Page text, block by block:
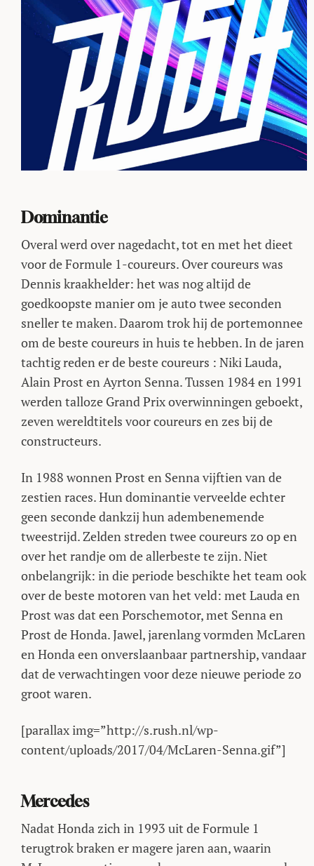
Dominantie
Overal werd over nagedacht, tot en met het dieet
voor de Formule 1-coureurs. Over coureurs was
Dennis kraakhelder: het was nog altijd de
goedkoopste manier om je auto twee seconden
sneller te maken. Daarom trok hij de portemonnee
om de beste coureurs in huis te hebben. In de jaren
tachtig reden er de beste coureurs : Niki Lauda,
Alain Prost en Ayrton Senna. Tussen 1984 en 1991
werden talloze Grand Prix overwinningen geboekt,
zeven wereldtitels voor coureurs en zes bij de
constructeurs.
In 1988 wonnen Prost en Senna vijftien van de
zestien races. Hun dominantie verveelde echter
geen seconde dankzij hun adembenemende
tweestrijd. Zelden streden twee coureurs zo op en
over het randje om de allerbeste te zijn. Niet
onbelangrijk: in die periode beschikte het team ook
over de beste motoren van het veld: met Lauda en
Prost was dat een Porschemotor, met Senna en
Prost de Honda. Jawel, jarenlang vormden McLaren
en Honda een onverslaanbaar partnership, vandaar
dat de verwachtingen voor deze nieuwe periode zo
groot waren.
[parallax img=”http://s.rush.nl/wp-
content/uploads/2017/04/McLaren-Senna.gif”]
Mercedes
Nadat Honda zich in 1993 uit de Formule 1
terugtrok braken er magere jaren aan, waarin